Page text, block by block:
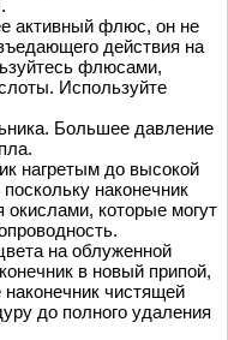
активный флюс, он не
действия на
флюсами,
Используйте
Большее давление
нагретым до высокой
наконечник
окислами, которые могут
на облуженной
в новый припой,
чистящей
до полного удаления